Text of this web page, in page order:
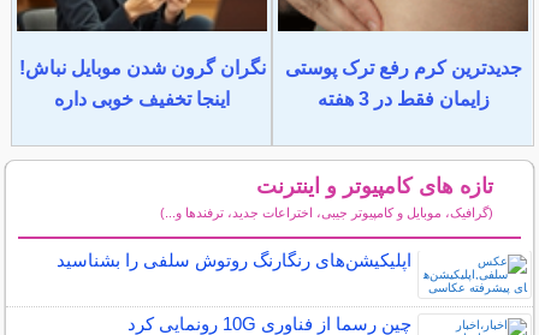
جدیدترین کرم رفع ترک پوستی
زایمان فقط در 3 هفته
نگران گرون شدن موبایل نباش!
اینجا تخفیف خوبی داره
تازه های کامپیوتر و اینترنت
(گرافیک، موبایل و کامپیوتر جیبی، اختراعات جدید، ترفندها و...)
اپلیکیشن‌های رنگارنگ روتوش سلفی را بشناسید
چین رسما از فناوری 10G رونمایی کرد